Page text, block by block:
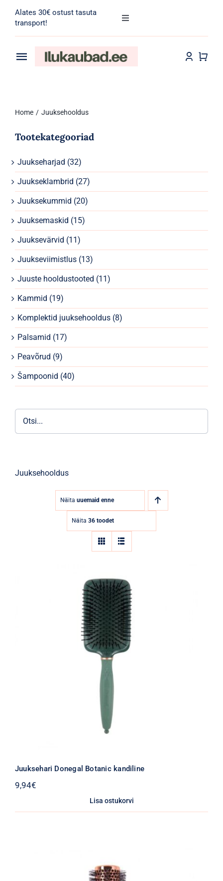
content
Alates 30€ ostust tasuta
transport!
Toggle
for:
Toggle
Näohooldus
Kehahooldus
Meik
Tarvikud
Kaubamärgid
Eripakkumised
Home Juuksehooldus
Tootekategooriad
Juukseharjad (32)
Juukseklambrid (27)
Juuksekummid (20)
Juuksemaskid (15)
Juuksevärvid (11)
Juukseviimistlus (13)
Juuste hooldustooted (11)
Kammid (19)
Komplektid juuksehooldus (8)
Palsamid (17)
Peavõrud (9)
Šampoonid (40)
Juuksehooldus
Näita uuemaid enne
Näita 36 toodet
Juuksehari Donegal Botanic kandiline
9,94€
Lisa ostukorvi